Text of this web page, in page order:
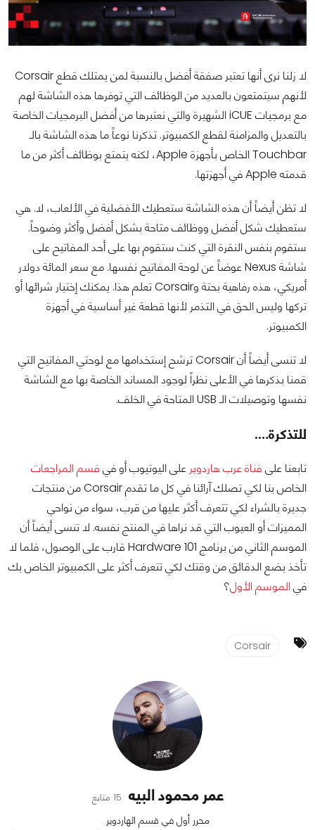
لا زلنا نرى أنها تعتبر صفقة أفضل بالنسبة لمن يمتلك قطع Corsair
لأنهم سيتمتعون بالعديد من الوظائف التي توفرها هذه الشاشة لهم
مع برمجيات iCUE الشهيرة والتي نعتبرها من أفضل البرمجيات الخاصة
بالتعديل والمزامنة لقطع الكمبيوتر. تذكرنا نوعاً ما هذه الشاشة بالـ
Touchbar الخاص بأجهزة Apple، لكنه يتمتع بوظائف أكثر من ما
قدمته Apple في أجهزتها.
لا تظن أيضاً أن هذه الشاشة ستعطيك الأفضلية في الألعاب، لا. هي
ستعطيك شكل أفضل ووظائف متاحة بشكل أفضل وأكثر وضوحاً.
ستقوم بنفس النقرة التي كنت ستقوم بها على أحد المفاتيح على
شاشة Nexus عوضاً عن لوحة المفاتيح نفسها. مع سعر المائة دولار
أمريكي، هذه رفاهية بحتة وCorsair تعلم هذا. يمكنك إختيار شرائها أو
تركها وليس الحق في التذمر لأنها قطعة غير أساسية في أجهزة
الكمبيوتر.
لا تنسى أيضاً أن Corsair ترشح إستخدامها مع لوحتي المفاتيح التي
قمنا بذكرها في الأعلى نظراً لوجود المساند الخاصة بها مع الشاشة
نفسها وتوصيلات الـ USB المتاحة في الخلف.
للتذكرة….
تابعنا على قناة عرب هاردوير على اليوتيوب أو في قسم المراجعات
الخاص بنا لكي تصلك آرائنا في كل ما تقدم Corsair من منتجات
جديرة بالشراء لكي تتعرف أكثر عليها من قرب، سواء من نواحي
المميزات أو العيوب التي قد نراها في المنتج نفسه. لا تنسى أيضاً أن
الموسم الثاني من برنامج Hardware 101 قارب على الوصول، فلما لا
تأخذ بضع الدقائق من وقتك لكي تتعرف أكثر على الكمبيوتر الخاص بك
فيالموسم الأول؟
Corsair
عمر محمود البيه 15 متابع
محرر أول في قسم الهاردوير